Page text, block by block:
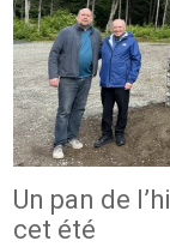
Un pan de
cet été